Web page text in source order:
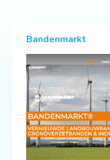
Bandenmarkt